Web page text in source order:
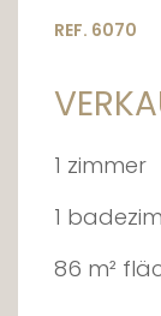
REF. 6070
1 zimmer
1
86 m²